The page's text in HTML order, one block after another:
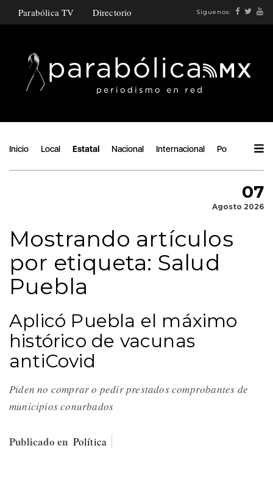
Parabólica TV Directorio Síguenos:
Inicio Local Estatal Nacional Internacional Política
07
Agosto 2026
Mostrando artículos
por etiqueta: Salud
Puebla
Aplicó Puebla el máximo
histórico de vacunas
antiCovid
Piden no comprar o pedir prestados comprobantes de
municipios conurbados
Publicado en Política